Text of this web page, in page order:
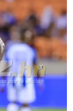
X
X
X
X